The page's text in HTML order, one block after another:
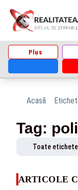
Plus
Acasă
Tag:
Toate
ARTICOLE